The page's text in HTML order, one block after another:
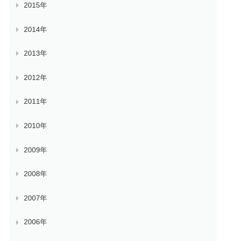
2015年
2014年
2013年
2012年
2011年
2010年
2009年
2008年
2007年
2006年